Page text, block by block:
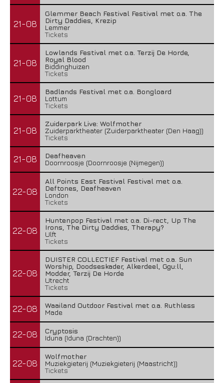
21-08
Glemmer Beach Festival Festival met o.a. The
Dirty Daddies, Krezip
Lemmer
Tickets
21-08
Lowlands Festival met o.a. Terzij De Horde,
Royal Blood
Biddinghuizen
Tickets
21-08
Badlands Festival met o.a. Bongloard
Lottum
Tickets
21-08
Zuiderpark Live: Wolfmother
Zuiderparktheater (Zuiderparktheater (Den Haag))
Tickets
21-08
Deafheaven
Doornroosje (Doornroosje (Nijmegen))
22-08
All Points East Festival Festival met o.a.
Deftones, Deafheaven
London
Tickets
22-08
Huntenpop Festival met o.a. Di-rect, Up The
Irons, The Dirty Daddies, Therapy?
Ulft
Tickets
22-08
DUISTER COLLECTIEF Festival met o.a. Sun
Worship, Doodseskader, Alkerdeel, Ggu:ll,
Modder, Terzij De Horde
Utrecht
Tickets
22-08
Waailand Outdoor Festival met o.a. Ruthless
Made
22-08
Cryptosis
Iduna (Iduna (Drachten))
22-08
Wolfmother
Muziekgieterij (Muziekgieterij (Maastricht))
Tickets